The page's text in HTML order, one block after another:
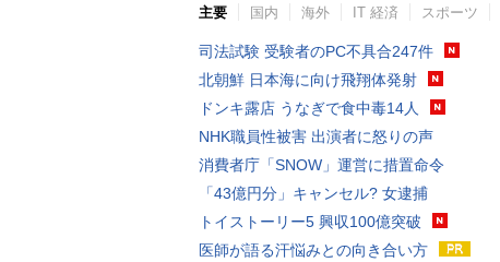
主要 国内 海外 IT 経済 スポーツ
司法試験 受験者のPC不具合247件
北朝鮮 日本海に向け飛翔体発射
ドンキ露店 うなぎで食中毒14人
NHK職員性被害 出演者に怒りの声
消費者庁「SNOW」運営に措置命令
「43億円分」キャンセル? 女逮捕
トイストーリー5 興収100億突破
医師が語る汗悩みとの向き合い方